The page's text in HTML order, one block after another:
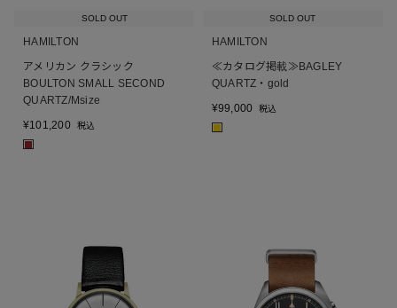
SOLD OUT
HAMILTON
アメリカン クラシック
BOULTON SMALL SECOND
QUARTZ/Msize
¥101,200 税込
■
SOLD OUT
HAMILTON
≪カタログ掲載≫BAGLEY
QUARTZ・gold
¥99,000 税込
■